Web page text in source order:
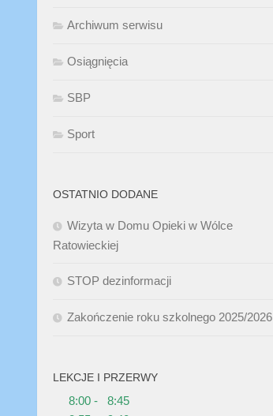
Archiwum serwisu
Osiągnięcia
SBP
Sport
OSTATNIO DODANE
Wizyta w Domu Opieki w Wólce
Ratowieckiej
STOP dezinformacji
Zakończenie roku szkolnego 2025/2026
LEKCJE I PRZERWY
8:00 - 8:45